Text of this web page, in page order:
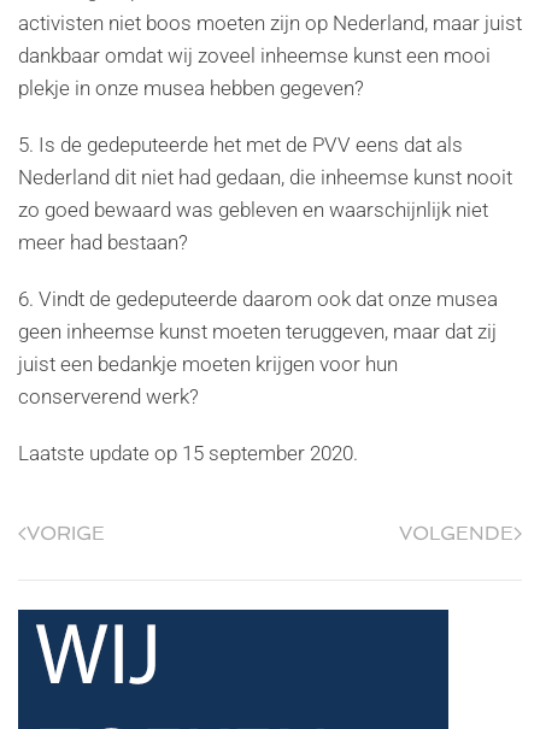
activisten niet boos moeten zijn op Nederland, maar juist
dankbaar omdat wij zoveel inheemse kunst een mooi
plekje in onze musea hebben gegeven?
5. Is de gedeputeerde het met de PVV eens dat als
Nederland dit niet had gedaan, die inheemse kunst nooit
zo goed bewaard was gebleven en waarschijnlijk niet
meer had bestaan?
6. Vindt de gedeputeerde daarom ook dat onze musea
geen inheemse kunst moeten teruggeven, maar dat zij
juist een bedankje moeten krijgen voor hun
conserverend werk?
Laatste update op 15 september 2020.
VORIGE VOLGENDE